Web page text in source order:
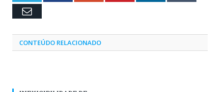
Email
CONTEÚDO RELACIONADO